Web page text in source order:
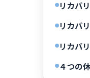
リカバ
リカバ
リカバ
４つの